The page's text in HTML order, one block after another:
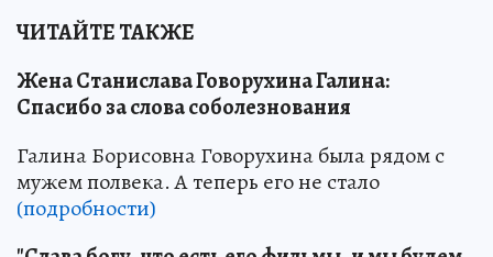
ЧИТАЙТЕ ТАКЖЕ
Жена Станислава Говорухина Галина:
Спасибо за слова соболезнования
Галина Борисовна Говорухина была рядом с
мужем полвека. А теперь его не стало
(подробности)